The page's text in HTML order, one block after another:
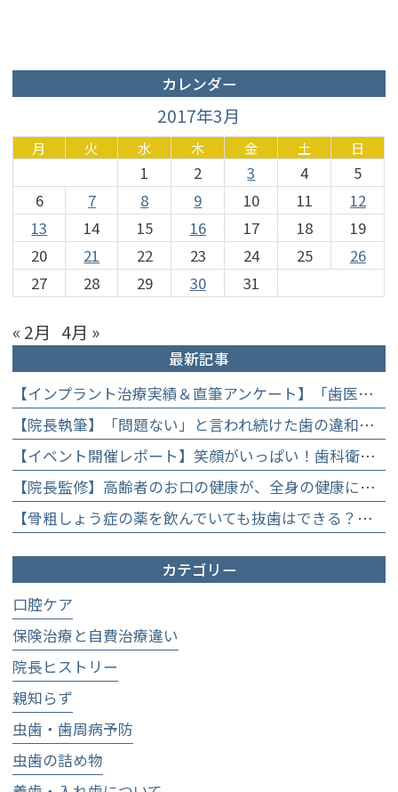
カレンダー
2017年3月
月 火 水 木 金 土 日
1 2 3 4
5
6
7 8 9 10 11
12
13
14 15 16 17 18
19
20
21 22 23 24 25
26
27
28 29 30 31
« 2月 4月 »
最新記事
【インプラント治療実績＆直筆アンケート】「歯医者が怖かった」トラウマを乗り越えて。70歳・介護士女性が手に入れた「晴れ晴れとした笑顔」と人生を支える噛み合わせ】
【院長執筆】「問題ない」と言われ続けた歯の違和感……60代女性が「80歳で20本の自前の歯」を守るために選んだ精密総合治療の全貌
【イベント開催レポート】笑顔がいっぱい！歯科衛生士×管理栄養士がお届けする「親子で楽しむむし歯になりにくいお菓子作り体験」】
【院長監修】高齢者のお口の健康が、全身の健康につながる理由。生涯おいしく食べるための「口内環境検査」とオーダーメイド予防】
【骨粗しょう症の薬を飲んでいても抜歯はできる？】顎骨壊死を防ぐために大切な口腔管理について
カテゴリー
口腔ケア
保険治療と自費治療違い
院長ヒストリー
親知らず
虫歯・歯周病予防
虫歯の詰め物